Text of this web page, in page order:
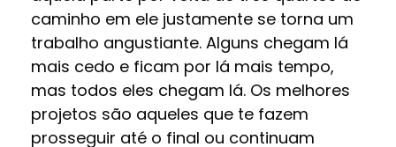
caminho em ele justamente se torna um
trabalho angustiante. Alguns chegam lá
mais cedo e ficam por lá mais tempo,
mas todos eles chegam lá. Os melhores
projetos são aqueles que te fazem
prosseguir até o final ou continuam